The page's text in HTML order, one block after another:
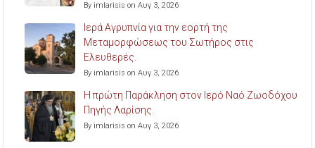
By imlarisis on Αυγ 3, 2026
Ιερά Αγρυπνία για την εορτή της
Μεταμορφώσεως του Σωτήρος στις
Ελευθερές.
By imlarisis on Αυγ 3, 2026
Η πρώτη Παράκληση στον Ιερό Ναό Ζωοδόχου
Πηγής Λαρίσης.
By imlarisis on Αυγ 3, 2026